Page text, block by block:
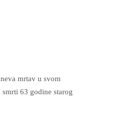
mrtav u svom
63 godine starog